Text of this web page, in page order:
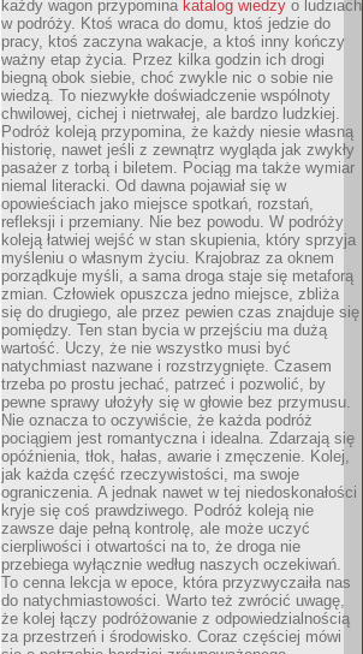
każdy wagon przypomina katalog wiedzy o ludziach
w podróży. Ktoś wraca do domu, ktoś jedzie do
pracy, ktoś zaczyna wakacje, a ktoś inny kończy
ważny etap życia. Przez kilka godzin ich drogi
biegną obok siebie, choć zwykle nic o sobie nie
wiedzą. To niezwykłe doświadczenie wspólnoty
chwilowej, cichej i nietrwałej, ale bardzo ludzkiej.
Podróż koleją przypomina, że każdy niesie własną
historię, nawet jeśli z zewnątrz wygląda jak zwykły
pasażer z torbą i biletem. Pociąg ma także wymiar
niemal literacki. Od dawna pojawiał się w
opowieściach jako miejsce spotkań, rozstań,
refleksji i przemiany. Nie bez powodu. W podróży
koleją łatwiej wejść w stan skupienia, który sprzyja
myśleniu o własnym życiu. Krajobraz za oknem
porządkuje myśli, a sama droga staje się metaforą
zmian. Człowiek opuszcza jedno miejsce, zbliża
się do drugiego, ale przez pewien czas znajduje się
pomiędzy. Ten stan bycia w przejściu ma dużą
wartość. Uczy, że nie wszystko musi być
natychmiast nazwane i rozstrzygnięte. Czasem
trzeba po prostu jechać, patrzeć i pozwolić, by
pewne sprawy ułożyły się w głowie bez przymusu.
Nie oznacza to oczywiście, że każda podróż
pociągiem jest romantyczna i idealna. Zdarzają się
opóźnienia, tłok, hałas, awarie i zmęczenie. Kolej,
jak każda część rzeczywistości, ma swoje
ograniczenia. A jednak nawet w tej niedoskonałości
kryje się coś prawdziwego. Podróż koleją nie
zawsze daje pełną kontrolę, ale może uczyć
cierpliwości i otwartości na to, że droga nie
przebiega wyłącznie według naszych oczekiwań.
To cenna lekcja w epoce, która przyzwyczaiła nas
do natychmiastowości. Warto też zwrócić uwagę,
że kolej łączy podróżowanie z odpowiedzialnością
za przestrzeń i środowisko. Coraz częściej mówi